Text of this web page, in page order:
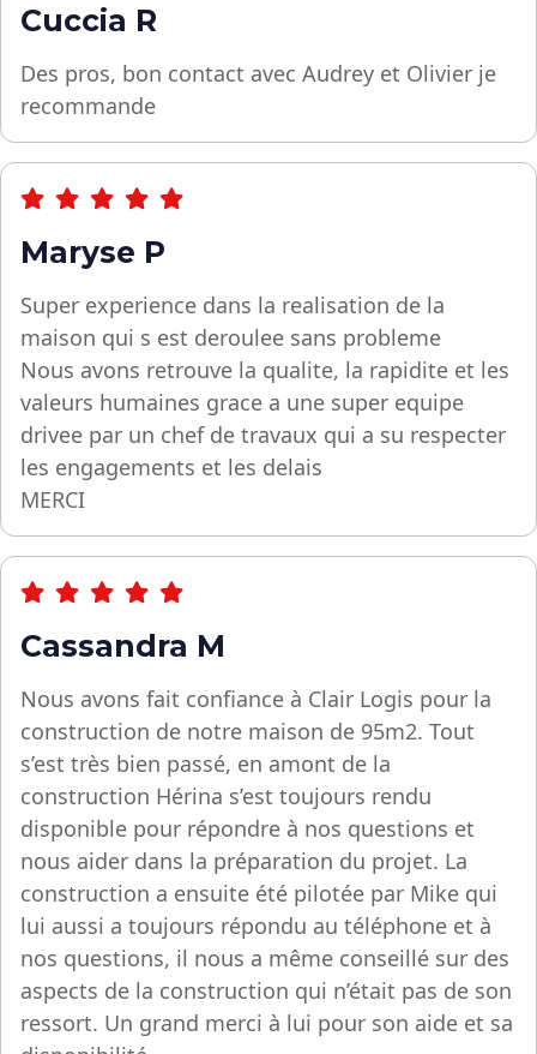
Cuccia R
Des pros, bon contact avec Audrey et Olivier je
recommande
Maryse P
Super experience dans la realisation de la
maison qui s est deroulee sans probleme
Nous avons retrouve la qualite, la rapidite et les
valeurs humaines grace a une super equipe
drivee par un chef de travaux qui a su respecter
les engagements et les delais
MERCI
Cassandra M
Nous avons fait confiance à Clair Logis pour la
construction de notre maison de 95m2. Tout
s’est très bien passé, en amont de la
construction Hérina s’est toujours rendu
disponible pour répondre à nos questions et
nous aider dans la préparation du projet. La
construction a ensuite été pilotée par Mike qui
lui aussi a toujours répondu au téléphone et à
nos questions, il nous a même conseillé sur des
aspects de la construction qui n’était pas de son
ressort. Un grand merci à lui pour son aide et sa